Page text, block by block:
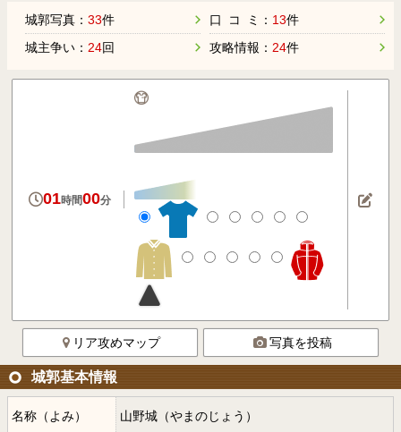
城郭写真： 33件
城主争い： 24回
口 コ ミ： 13件
攻略情報： 24件
01時間00分
リア攻めマップ 写真を投稿
城郭基本情報
名称（よみ） 山野城（やまのじょう）